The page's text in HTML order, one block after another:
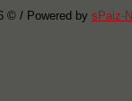
© / Powered by sPaiz-